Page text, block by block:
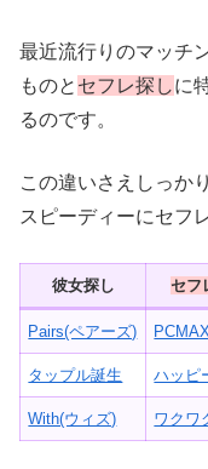
最近流行りのマッチ
ものと セフレ探しに
るのです。
この違いさえしっか
スピーディーにセフ
彼女探し セフ
Pairs(ペアーズ) PCMAX
タップル誕生 ハッピ
With(ウィズ) ワクワ